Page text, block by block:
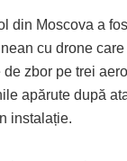
din Moscova a
cu drone
de zbor pe trei
apărute după
instalație.